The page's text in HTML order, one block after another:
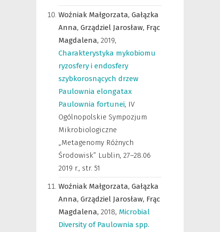
Woźniak Małgorzata, Gałązka
Anna, Grządziel Jarosław, Frąc
Magdalena, 2019,
Charakterystyka mykobiomu
ryzosfery i endosfery
szybkorosnących drzew
Paulownia elongatax
Paulownia fortunei, IV
Ogólnopolskie Sympozjum
Mikrobiologiczne
„Metagenomy Różnych
Środowisk” Lublin, 27–28.06
2019 r., str. 51
Woźniak Małgorzata, Gałązka
Anna, Grządziel Jarosław, Frąc
Magdalena, 2018, Microbial
Diversity of Paulownia spp.